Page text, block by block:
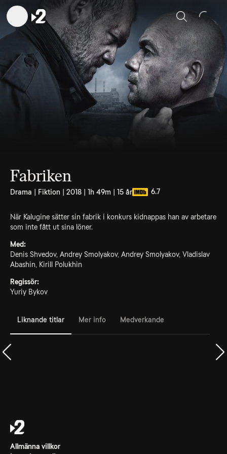
Sök
Fabriken
Drama | Fiktion | 2018 | 1h 49m | 15 år 6.7
När Kalugine sätter sin fabrik i konkurs kidnappas han av arbetare
som inte fått ut sina löner.
Med:
Denis Shvedov, Andrey Smolyakov, Andrey Smolyakov, Vladislav
Abashin, Kirill Polukhin
Regissör:
Yuriy Bykov
Liknande titlar Mer info Medverkande
Allmänna villkor